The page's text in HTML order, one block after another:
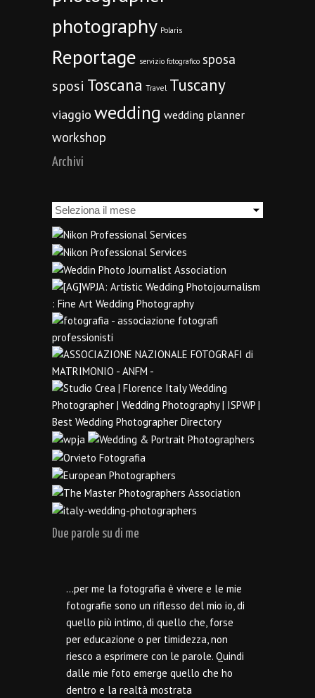
photography Polaris
Reportage servizio fotografico sposa
sposi Toscana Travel Tuscany
viaggio wedding wedding planner
workshop
Archivi
Archivi
Due parole su di me
…per me la fotografia è vivere e le mie
fotografie sono un riflesso del mio io, di
quello più intimo, di quello che, forse
per educazione o per timidezza, non
riesco a esprimere con le parole. Quindi
dalle mie foto emerge quello che ho
dentro e la realtà mostrata